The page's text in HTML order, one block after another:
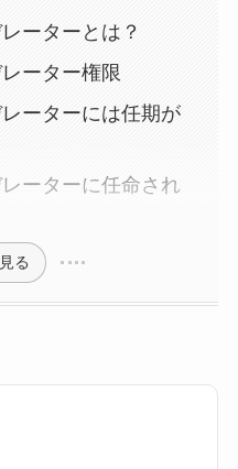
ーターとは？
ーター権限
ーターには任期が
ーターに任命され
る